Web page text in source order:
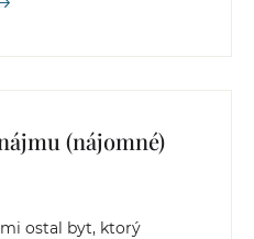
(nájomné)
ostal byt, ktorý